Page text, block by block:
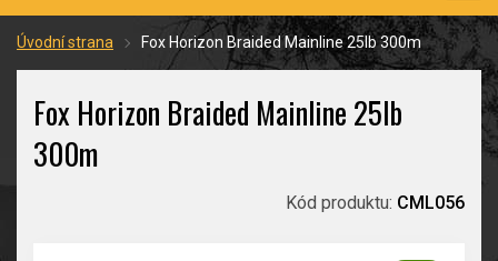
Úvodní strana Fox Horizon Braided Mainline 25lb 300m
Fox Horizon Braided Mainline 25lb
300m
Kód produktu: CML056